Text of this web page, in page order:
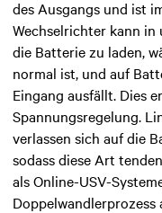
des Ausgangs und ist
Wechselrichter kann
die Batterie zu laden,
normal ist, und auf
Eingang ausfällt. Dies
Spannungsregelung.
verlassen sich auf die
sodass diese Art
als Online-USV-
Doppelwandlerprozess